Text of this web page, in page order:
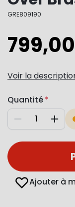
GRE809190
Voir la
Quantité
Diminuer
Ajouter à